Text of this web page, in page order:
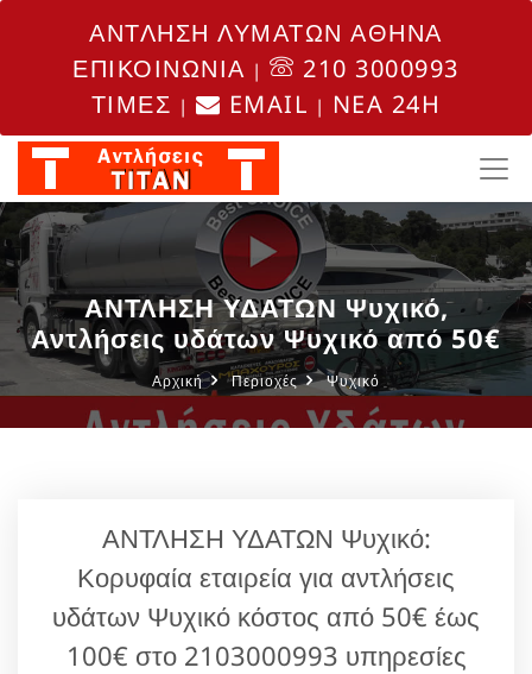
ΑΝΤΛΗΣΗ ΛΥΜΑΤΩΝ ΑΘΗΝΑ
ΕΠΙΚΟΙΝΩΝΙΑ |
210 3000993
ΤΙΜΕΣ | EMAIL | NEA 24H
ΑΝΤΛΗΣΗ ΥΔΑΤΩΝ Ψυχικό,
Αντλήσεις υδάτων Ψυχικό από 50€
Αρχική Περιοχές Ψυχικό
ΑΝΤΛΗΣΗ ΥΔΑΤΩΝ Ψυχικό:
Κορυφαία εταιρεία για αντλήσεις
υδάτων Ψυχικό κόστος από 50€ έως
100€ στο 2103000993 υπηρεσίες